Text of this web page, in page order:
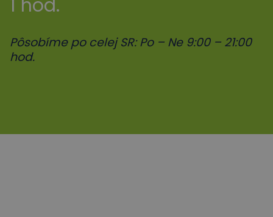
Pôsobíme po celej SR: Po – Ne 9:00 – 21:00
hod.